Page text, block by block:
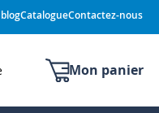
CatalogueContactez-nous
Mon panier